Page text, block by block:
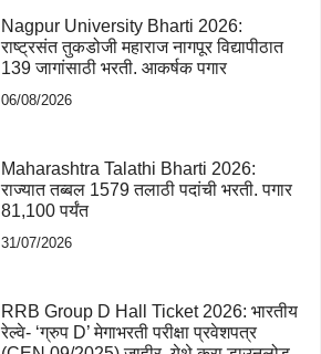
Nagpur University Bharti 2026:
राष्ट्रसंत तुकडोजी महाराज नागपूर विद्यापीठात
139 जागांसाठी भरती. आकर्षक पगार
06/08/2026
Maharashtra Talathi Bharti 2026:
राज्यात तब्बल 1579 तलाठी पदांची भरती. पगार
81,100 पर्यंत
31/07/2026
RRB Group D Hall Ticket 2026: भारतीय
रेल्वे- ‘ग्रुप D’ मेगाभरती परीक्षा प्रवेशपत्र